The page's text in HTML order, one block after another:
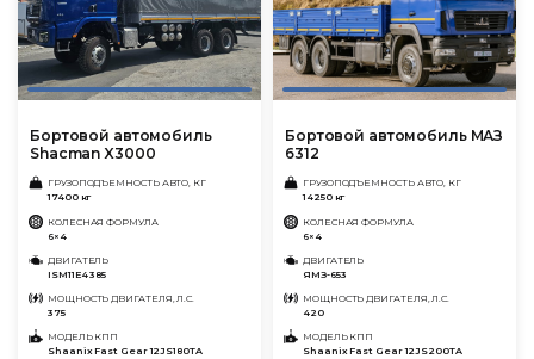
Бортовой автомобиль
Shacman X3000
ГРУЗОПОДЪЕМНОСТЬ АВТО, КГ
17400 кг
КОЛЕСНАЯ ФОРМУЛА
6×4
ДВИГАТЕЛЬ
ISM11E4 385
МОЩНОСТЬ ДВИГАТЕЛЯ, Л.С.
375
МОДЕЛЬ КПП
Shaanix Fast Gear 12JS180TA
Бортовой автомобиль МАЗ
6312
ГРУЗОПОДЪЕМНОСТЬ АВТО, КГ
14250 кг
КОЛЕСНАЯ ФОРМУЛА
6×4
ДВИГАТЕЛЬ
ЯМЗ-653
МОЩНОСТЬ ДВИГАТЕЛЯ, Л.С.
420
МОДЕЛЬ КПП
Shaanix Fast Gear 12JS200TA